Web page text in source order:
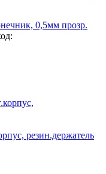
0,5мм прозр.
резин.держатель